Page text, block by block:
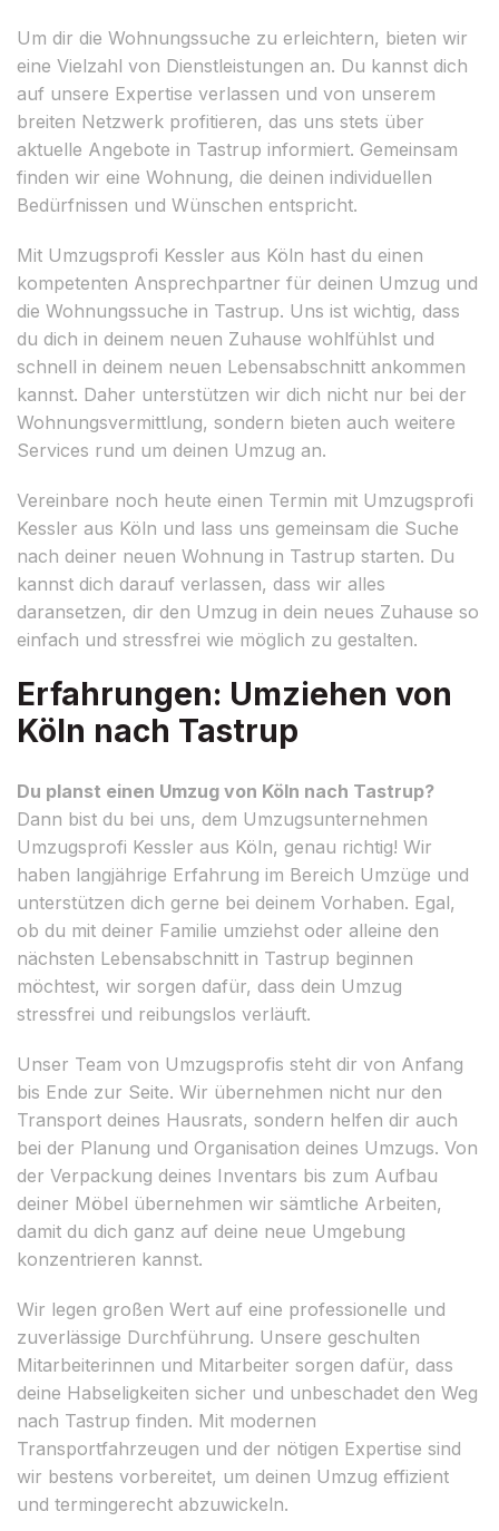
Um dir die Wohnungssuche zu erleichtern, bieten wir
eine Vielzahl von Dienstleistungen an. Du kannst dich
auf unsere Expertise verlassen und von unserem
breiten Netzwerk profitieren, das uns stets über
aktuelle Angebote in Tastrup informiert. Gemeinsam
finden wir eine Wohnung, die deinen individuellen
Bedürfnissen und Wünschen entspricht.
Mit Umzugsprofi Kessler aus Köln hast du einen
kompetenten Ansprechpartner für deinen Umzug und
die Wohnungssuche in Tastrup. Uns ist wichtig, dass
du dich in deinem neuen Zuhause wohlfühlst und
schnell in deinem neuen Lebensabschnitt ankommen
kannst. Daher unterstützen wir dich nicht nur bei der
Wohnungsvermittlung, sondern bieten auch weitere
Services rund um deinen Umzug an.
Vereinbare noch heute einen Termin mit Umzugsprofi
Kessler aus Köln und lass uns gemeinsam die Suche
nach deiner neuen Wohnung in Tastrup starten. Du
kannst dich darauf verlassen, dass wir alles
daransetzen, dir den Umzug in dein neues Zuhause so
einfach und stressfrei wie möglich zu gestalten.
Erfahrungen: Umziehen von
Köln nach Tastrup
Du planst einen Umzug von Köln nach Tastrup?
Dann bist du bei uns, dem Umzugsunternehmen
Umzugsprofi Kessler aus Köln, genau richtig! Wir
haben langjährige Erfahrung im Bereich Umzüge und
unterstützen dich gerne bei deinem Vorhaben. Egal,
ob du mit deiner Familie umziehst oder alleine den
nächsten Lebensabschnitt in Tastrup beginnen
möchtest, wir sorgen dafür, dass dein Umzug
stressfrei und reibungslos verläuft.
Unser Team von Umzugsprofis steht dir von Anfang
bis Ende zur Seite. Wir übernehmen nicht nur den
Transport deines Hausrats, sondern helfen dir auch
bei der Planung und Organisation deines Umzugs. Von
der Verpackung deines Inventars bis zum Aufbau
deiner Möbel übernehmen wir sämtliche Arbeiten,
damit du dich ganz auf deine neue Umgebung
konzentrieren kannst.
Wir legen großen Wert auf eine professionelle und
zuverlässige Durchführung. Unsere geschulten
Mitarbeiterinnen und Mitarbeiter sorgen dafür, dass
deine Habseligkeiten sicher und unbeschadet den Weg
nach Tastrup finden. Mit modernen
Transportfahrzeugen und der nötigen Expertise sind
wir bestens vorbereitet, um deinen Umzug effizient
und termingerecht abzuwickeln.